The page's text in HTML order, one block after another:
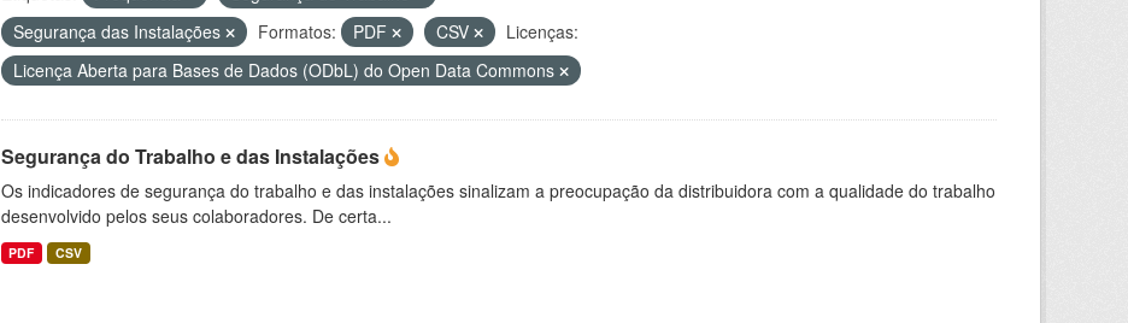
Segurança das Instalações
Formatos: PDF CSV
Licenças:
Licença Aberta para Bases de Dados (ODbL) do Open Data Commons
Segurança do Trabalho e das Instalações
Os indicadores de segurança do trabalho e das instalações sinalizam a preocupação da distribuidora com a qualidade do trabalho
desenvolvido pelos seus colaboradores. De certa...
PDF CSV